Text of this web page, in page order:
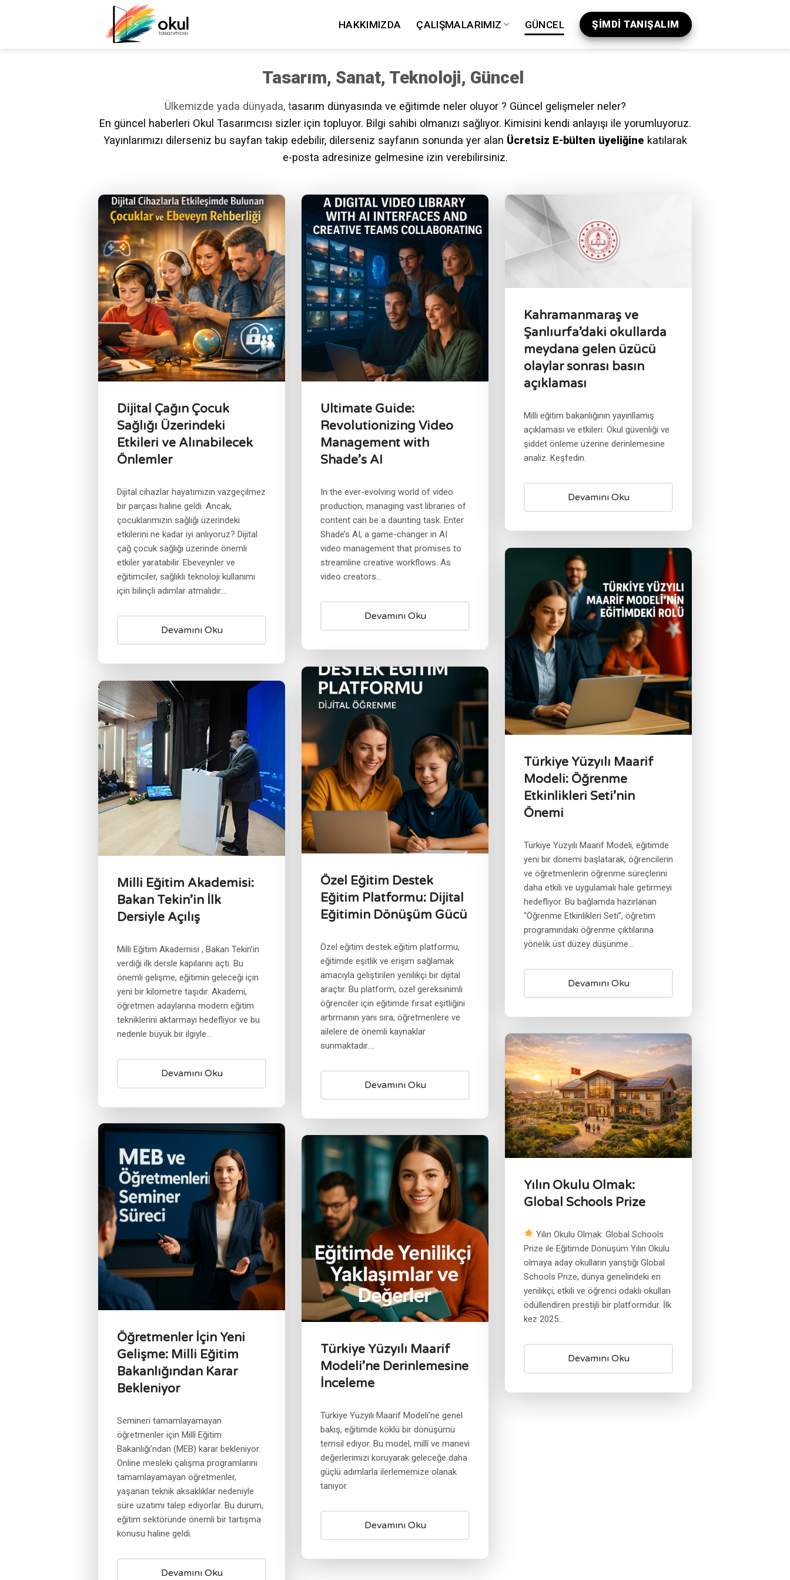
HAKKIMIZDA ÇALIŞMALARIMIZ GÜNCEL ŞİMDİ TANIŞALIM
Tasarım, Sanat, Teknoloji, Güncel
Ülkemizde yada dünyada, tasarım dünyasında ve eğitimde neler oluyor ? Güncel gelişmeler neler?
En güncel haberleri Okul Tasarımcısı sizler için topluyor. Bilgi sahibi olmanızı sağlıyor. Kimisini kendi anlayışı ile yorumluyoruz.
Yayınlarımızı dilerseniz bu sayfan takip edebilir, dilerseniz sayfanın sonunda yer alan Ücretsiz E-bülten üyeliğine katılarak
e-posta adresinize gelmesine izin verebilirsiniz.
Dijital Çağın Çocuk
Sağlığı Üzerindeki
Etkileri ve Alınabilecek
Önlemler
Dijital cihazlar hayatımızın vazgeçilmez
bir parçası haline geldi. Ancak,
çocuklarımızın sağlığı üzerindeki
etkilerini ne kadar iyi anlıyoruz? Dijital
çağ çocuk sağlığı üzerinde önemli
etkiler yaratabilir. Ebeveynler ve
eğitimciler, sağlıklı teknoloji kullanımı
için bilinçli adımlar atmalıdır....
Devamını Oku
Ultimate Guide:
Revolutionizing Video
Management with
Shade’s AI
In the ever-evolving world of video
production, managing vast libraries of
content can be a daunting task. Enter
Shade’s AI, a game-changer in AI
video management that promises to
streamline creative workflows. As
video creators...
Devamını Oku
Kahramanmaraş ve
Şanlıurfa’daki okullarda
meydana gelen üzücü
olaylar sonrası basın
açıklaması
Milli eğitim bakanlığının yayınllamış
açıklaması ve etkileri. Okul güvenliği ve
şiddet önleme üzerine derinlemesine
analiz. Keşfedin.
Devamını Oku
Milli Eğitim Akademisi:
Bakan Tekin’in İlk
Dersiyle Açılış
Milli Eğitim Akademisi , Bakan Tekin’in
verdiği ilk dersle kapılarını açtı. Bu
önemli gelişme, eğitimin geleceği için
yeni bir kilometre taşıdır. Akademi,
öğretmen adaylarına modern eğitim
tekniklerini aktarmayı hedefliyor ve bu
nedenle büyük bir ilgiyle...
Devamını Oku
Özel Eğitim Destek
Eğitim Platformu: Dijital
Eğitimin Dönüşüm Gücü
Özel eğitim destek eğitim platformu,
eğitimde eşitlik ve erişim sağlamak
amacıyla geliştirilen yenilikçi bir dijital
araçtır. Bu platform, özel gereksinimli
öğrenciler için eğitimde fırsat eşitliğini
artırmanın yanı sıra, öğretmenlere ve
ailelere de önemli kaynaklar
sunmaktadır....
Devamını Oku
Türkiye Yüzyılı Maarif
Modeli: Öğrenme
Etkinlikleri Seti’nin
Önemi
Türkiye Yüzyılı Maarif Modeli, eğitimde
yeni bir dönemi başlatarak, öğrencilerin
ve öğretmenlerin öğrenme süreçlerini
daha etkili ve uygulamalı hale getirmeyi
hedefliyor. Bu bağlamda hazırlanan
“Öğrenme Etkinlikleri Seti”, öğretim
programındaki öğrenme çıktılarına
yönelik üst düzey düşünme...
Devamını Oku
Öğretmenler İçin Yeni
Gelişme: Milli Eğitim
Bakanlığından Karar
Bekleniyor
Semineri tamamlayamayan
öğretmenler için Millî Eğitim
Bakanlığı’ndan (MEB) karar bekleniyor.
Online mesleki çalışma programlarını
tamamlayamayan öğretmenler,
yaşanan teknik aksaklıklar nedeniyle
süre uzatımı talep ediyorlar. Bu durum,
eğitim sektöründe önemli bir tartışma
konusu haline geldi.
Devamını Oku
Türkiye Yüzyılı Maarif
Modeli’ne Derinlemesine
İnceleme
Türkiye Yüzyılı Maarif Modeli’ne genel
bakış, eğitimde köklü bir dönüşümü
temsil ediyor. Bu model, millî ve manevi
değerlerimizi koruyarak geleceğe daha
güçlü adımlarla ilerlememize olanak
tanıyor.
Devamını Oku
Yılın Okulu Olmak:
Global Schools Prize
Yılın Okulu Olmak: Global Schools
Prize ile Eğitimde Dönüşüm Yılın Okulu
olmaya aday okulların yarıştığı Global
Schools Prize, dünya genelindeki en
yenilikçi, etkili ve öğrenci odaklı okulları
ödüllendiren prestijli bir platformdur. İlk
kez 2025...
Devamını Oku